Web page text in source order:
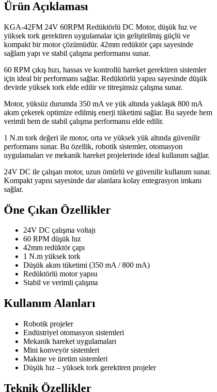
Ürün Açıklaması
KGA-42FM 24V 60RPM Redüktörlü DC Motor, düşük hız ve
yüksek tork gerektiren uygulamalar için geliştirilmiş güçlü ve
kompakt bir motor çözümüdür. 42mm redüktör çapı sayesinde
sağlam yapı ve stabil çalışma performansı sunar.
60 RPM çıkış hızı, hassas ve kontrollü hareket gerektiren sistemler
için ideal bir performans sağlar. Redüktörlü yapısı sayesinde düşük
devirde yüksek tork elde edilir ve titreşimsiz çalışma sunar.
Motor, yüksüz durumda 350 mA ve yük altında yaklaşık 800 mA
akım çekerek optimize edilmiş enerji tüketimi sağlar. Bu sayede hem
verimli hem de stabil çalışma performansı elde edilir.
1 N.m tork değeri ile motor, orta ve yüksek yük altında güvenilir
performans sunar. Bu özellik, robotik sistemler, otomasyon
uygulamaları ve mekanik hareket projelerinde ideal kullanım sağlar.
24V DC ile çalışan motor, uzun ömürlü ve güvenilir kullanım sunar.
Kompakt yapısı sayesinde dar alanlara kolay entegrasyon imkanı
sağlar.
Öne Çıkan Özellikler
24V DC çalışma voltajı
60 RPM düşük hız
42mm redüktör çapı
1 N.m yüksek tork
Düşük akım tüketimi (350 mA / 800 mA)
Redüktörlü motor yapısı
Stabil ve verimli çalışma
Kullanım Alanları
Robotik projeler
Endüstriyel otomasyon sistemleri
Mekanik hareket uygulamaları
Mini konveyör sistemleri
Makine ve üretim sistemleri
Düşük hız – yüksek tork gerektiren projeler
Teknik Özellikler